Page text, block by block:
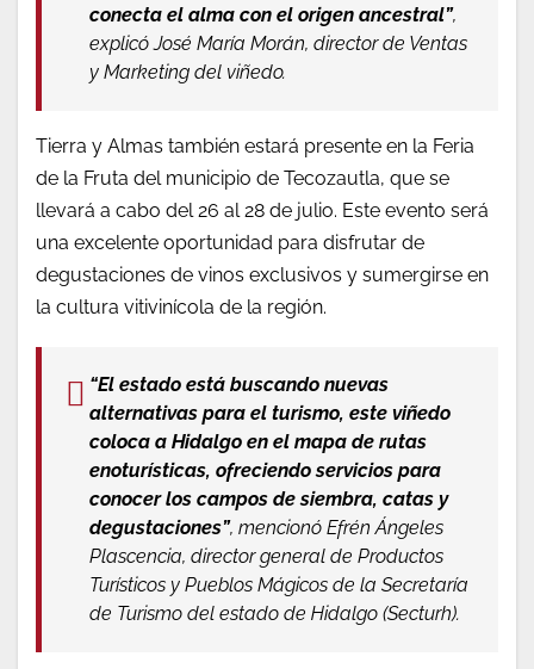
conecta el alma con el origen ancestral”,
explicó José María Morán, director de Ventas
y Marketing del viñedo.
Tierra y Almas también estará presente en la Feria
de la Fruta del municipio de Tecozautla, que se
llevará a cabo del 26 al 28 de julio. Este evento será
una excelente oportunidad para disfrutar de
degustaciones de vinos exclusivos y sumergirse en
la cultura vitivinícola de la región.
“El estado está buscando nuevas
alternativas para el turismo, este viñedo
coloca a Hidalgo en el mapa de rutas
enoturísticas, ofreciendo servicios para
conocer los campos de siembra, catas y
degustaciones”, mencionó Efrén Ángeles
Plascencia, director general de Productos
Turísticos y Pueblos Mágicos de la Secretaría
de Turismo del estado de Hidalgo (Secturh).